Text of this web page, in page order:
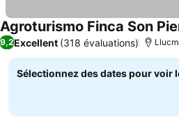
Agroturismo Finca Son
9,2Excellent (318 évaluations)
Sélectionnez des dates pour voir